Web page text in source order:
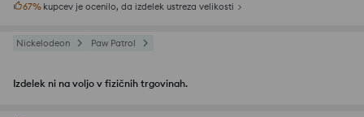
67% kupcev je ocenilo, da izdelek ustreza velikosti
Nickelodeon Paw Patrol
Izdelek ni na voljo v fizičnih trgovinah.